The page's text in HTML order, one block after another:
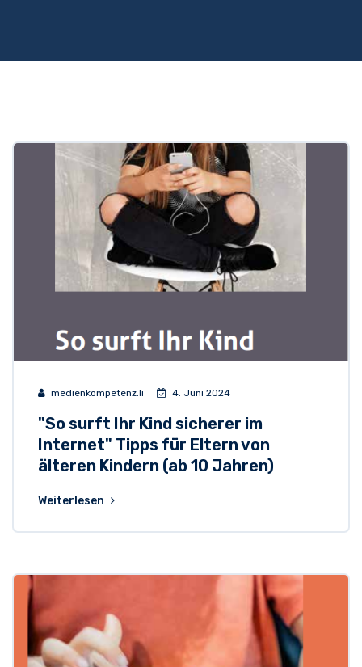
medienkompetenz.li 4. Juni 2024
"So surft Ihr Kind sicherer im
Internet" Tipps für Eltern von
älteren Kindern (ab 10 Jahren)
Weiterlesen